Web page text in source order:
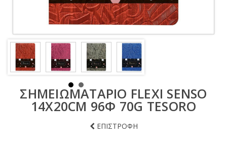
ΣΗΜΕΙΩΜΑΤΑΡΙΟ FLEXI SENSO
14X20CM 96Φ 70G TESORO
ΕΠΙΣΤΡΟΦΗ